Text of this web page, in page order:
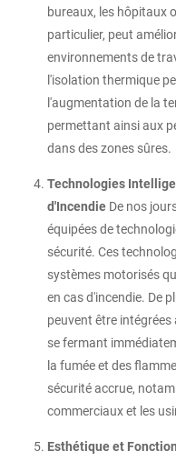
bureaux, les hôpitaux
particulier, peut
environnements de
l'isolation thermique
l'augmentation de la
permettant ainsi aux
dans des zones sûres.
Technologies
d'Incendie De nos
équipées de
sécurité. Ces
systèmes motorisés
en cas d'incendie. De
peuvent être intégrées
se fermant
la fumée et des
sécurité accrue,
commerciaux et les
Esthétique et